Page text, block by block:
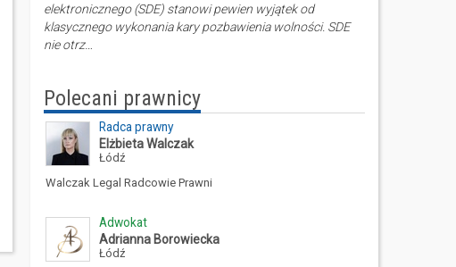
elektronicznego (SDE) stanowi pewien wyjątek od
klasycznego wykonania kary pozbawienia wolności. SDE
nie otrz…
Polecani prawnicy
Radca prawny
Elżbieta Walczak
Łódź
Walczak Legal Radcowie Prawni
Adwokat
Adrianna Borowiecka
Łódź